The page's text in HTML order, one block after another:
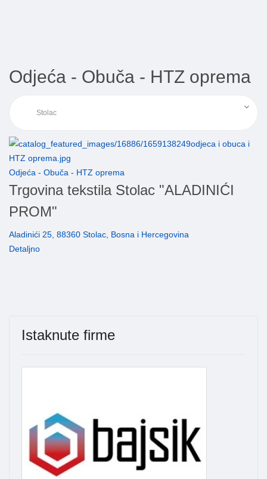
Odjeća - Obuča - HTZ oprema
Odjeća - Obuča - HTZ oprema
Trgovina tekstila Stolac "ALADINIĆI
PROM"
Aladinići 25, 88360 Stolac, Bosna i Hercegovina
Detaljno
Istaknute firme